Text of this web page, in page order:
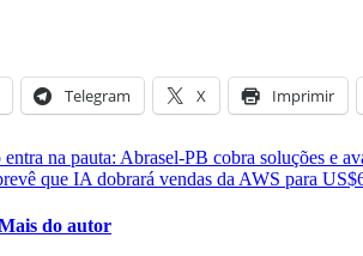
Telegram X Imprimir
na pauta: Abrasel-PB cobra soluções e
que IA dobrará vendas da AWS para
do autor